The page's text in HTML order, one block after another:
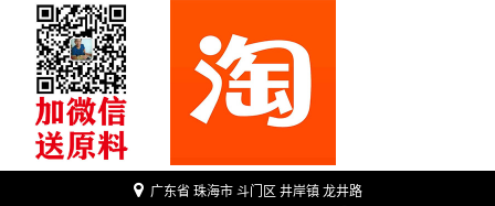
广东省 珠海市 斗门区 井岸镇 龙井路